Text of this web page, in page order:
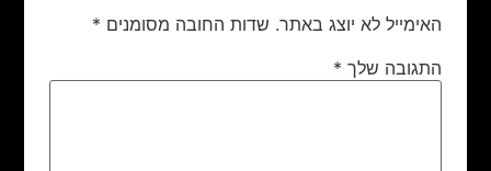
האימייל לא יוצג באתר. שדות החובה מסומנים *
התגובה שלך *